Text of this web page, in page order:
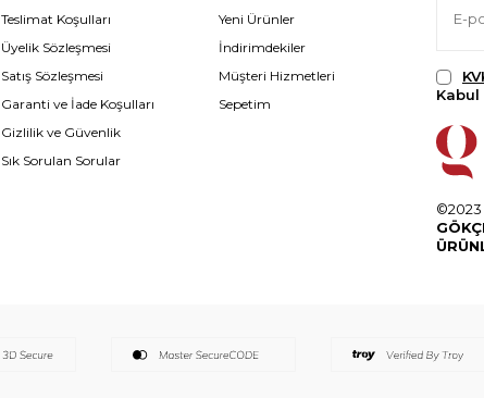
Teslimat Koşulları
Üyelik Sözleşmesi
Satış Sözleşmesi
Garanti ve İade Koşulları
Gizlilik ve Güvenlik
Sık Sorulan Sorular
Yeni Ürünler
İndirimdekiler
Müşteri Hizmetleri
Sepetim
Kabul
©2023